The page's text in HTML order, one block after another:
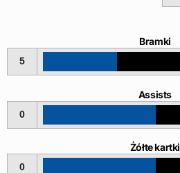
Bramki
5
Assists
0
Żółte kartki
0